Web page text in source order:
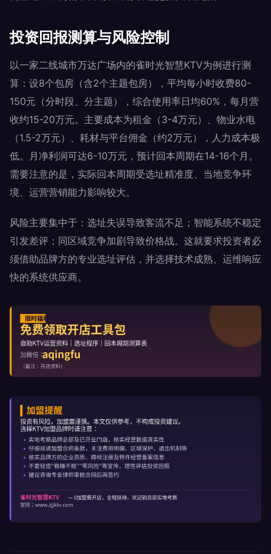
投资回报测算与风险控制
以一家二线城市万达广场内的雀时光智慧KTV为例进行测
算：设8个包房（含2个主题包房），平均每小时收费80-
150元（分时段、分主题），综合使用率日均60%，每月营
收约15-20万元。主要成本为租金（3-4万元）、物业水电
（1.5-2万元）、耗材与平台佣金（约2万元），人力成本极
低。月净利润可达6-10万元，预计回本周期在14-16个月。
需要注意的是，实际回本周期受选址精准度、当地竞争环
境、运营营销能力影响较大。
风险主要集中于：选址失误导致客流不足；智能系统不稳定
引发差评；同区域竞争加剧导致价格战。这就要求投资者必
须借助品牌方的专业选址评估，并选择技术成熟、运维响应
快的系统供应商。